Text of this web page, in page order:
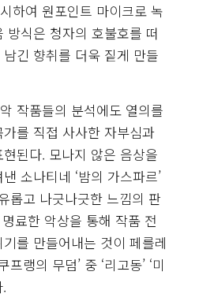
하여 원포인트 마이크로 녹
방식은 청자의 호불호를 떠
긴 향취를 더욱 짙게 만들
작품들의 분석에도 열의를
를 직접 사사한 자부심과
된다. 모나지 않은 음상을
소나티네 ‘밤의 가스파르’
롭고 나긋나긋한 느낌의 판
료한 악상을 통해 작품 전
를 만들어내는 것이 페를레
랭의 무덤’ 중 ‘리고동’ ‘미